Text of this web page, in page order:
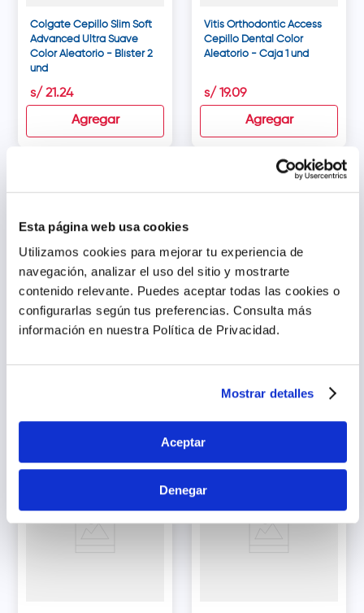
Esta página web usa cookies
Utilizamos cookies para mejorar tu experiencia de
navegación, analizar el uso del sitio y mostrarte
contenido relevante. Puedes aceptar todas las cookies o
configurarlas según tus preferencias. Consulta más
información en nuestra Política de Privacidad.
Mostrar detalles
Aceptar
Denegar
Colgate Cepillo Slim Soft
Advanced Ultra Suave
Color Aleatorio - Blíster 2
und
s/ 21.24
Agregar
Vitis Orthodontic Access
Cepillo Dental Color
Aleatorio - Caja 1 und
s/ 19.09
Agregar
Vitis Sensible Cepillo
Vitis Suave Cepillo Dental